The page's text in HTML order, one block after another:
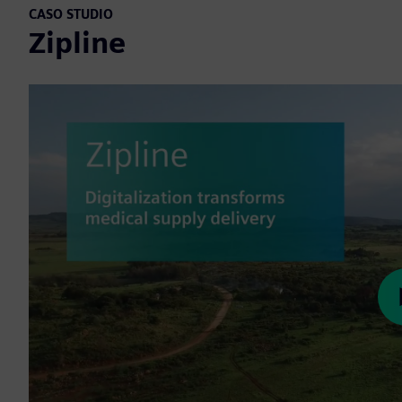
CASO STUDIO
Zipline